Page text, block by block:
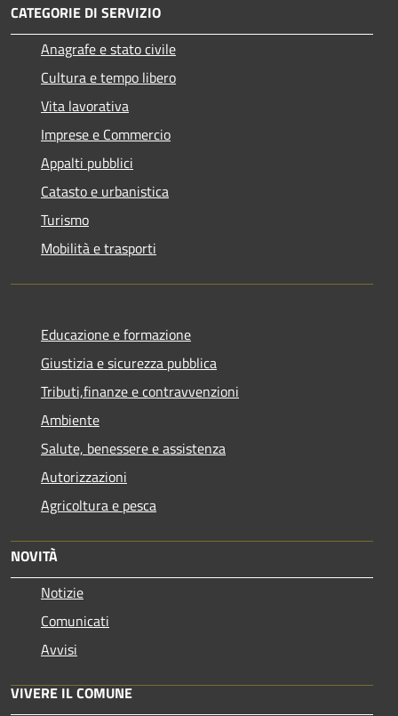
CATEGORIE DI SERVIZIO
Anagrafe e stato civile
Cultura e tempo libero
Vita lavorativa
Imprese e Commercio
Appalti pubblici
Catasto e urbanistica
Turismo
Mobilità e trasporti
Educazione e formazione
Giustizia e sicurezza pubblica
Tributi,finanze e contravvenzioni
Ambiente
Salute, benessere e assistenza
Autorizzazioni
Agricoltura e pesca
NOVITÀ
Notizie
Comunicati
Avvisi
VIVERE IL COMUNE